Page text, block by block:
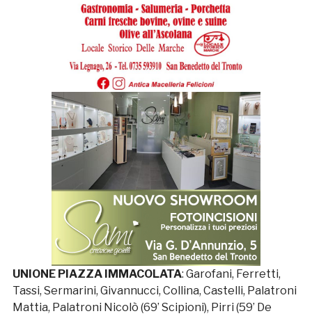
UNIONE PIAZZA IMMACOLATA: Garofani, Ferretti,
Tassi, Sermarini, Givannucci, Collina, Castelli, Palatroni
Mattia, Palatroni Nicolò (69’ Scipioni), Pirri (59’ De